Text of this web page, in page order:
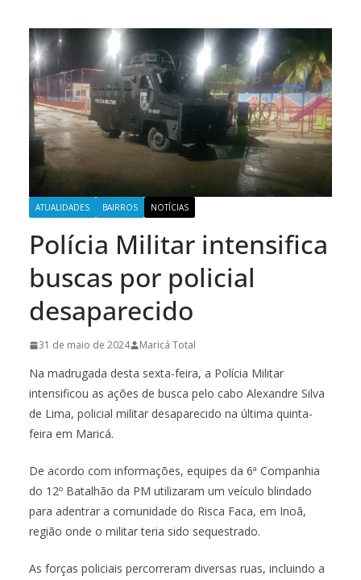
ATUALIDADES BAIRROS NOTÍCIAS
Polícia Militar intensifica
buscas por policial
desaparecido
31 de maio de 2024 Maricá Total
Na madrugada desta sexta-feira, a Polícia Militar
intensificou as ações de busca pelo cabo Alexandre Silva
de Lima, policial militar desaparecido na última quinta-
feira em Maricá.
De acordo com informações, equipes da 6ª Companhia
do 12º Batalhão da PM utilizaram um veículo blindado
para adentrar a comunidade do Risca Faca, em Inoã,
região onde o militar teria sido sequestrado.
As forças policiais percorreram diversas ruas, incluindo a